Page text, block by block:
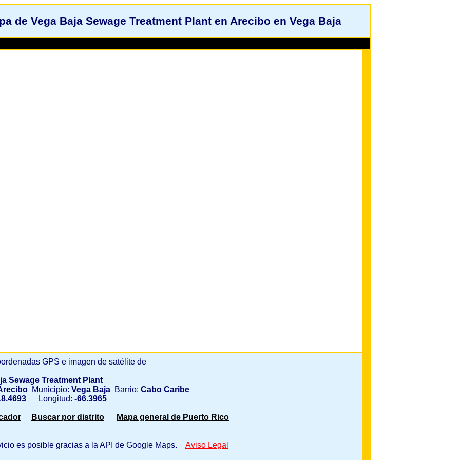
de Vega Baja Sewage Treatment Plant en Arecibo en Vega Baja
GPS e imagen de satélite de
Sewage Treatment Plant
Municipio: Vega Baja Barrio: Cabo Caribe
Longitud: -66.3965
Buscar por distrito Mapa general de Puerto Rico
es posible gracias a la API de Google Maps. Aviso Legal